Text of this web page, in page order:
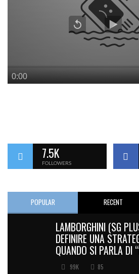
7.5K
FOLLOWERS
POPULAR RECENT
LAMBORGHINI (SG
DEFINIRE UNA
QUANDO SI PARLA DI
99K 85